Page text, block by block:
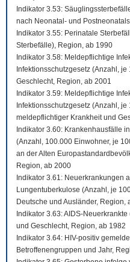
Indikator 3.53:
nach Neonatal- und
Indikator 3.55: Perinatale
Sterbefälle), Region, ab 1990
Indikator 3.58: Meldepflichtige
Infektionsschutzgesetz (Anzahl,
Geschlecht, Region, ab 2001
Indikator 3.59: Meldepflichtige
Infektionsschutzgesetz (Anzahl,
meldepflichtiger Krankheit und
Indikator 3.60: Krankenhausfälle
(Anzahl, 100.000 Einwohner, je
an der Alten
Region, ab 2000
Indikator 3.61: Neuerkrankungen
Lungentuberkulose (Anzahl, je
Deutsche und Ausländer, Region,
Indikator 3.63: AIDS-
und Geschlecht, Region, ab 1982
Indikator 3.64: HIV-positiv
Betroffenengruppen und Jahr,